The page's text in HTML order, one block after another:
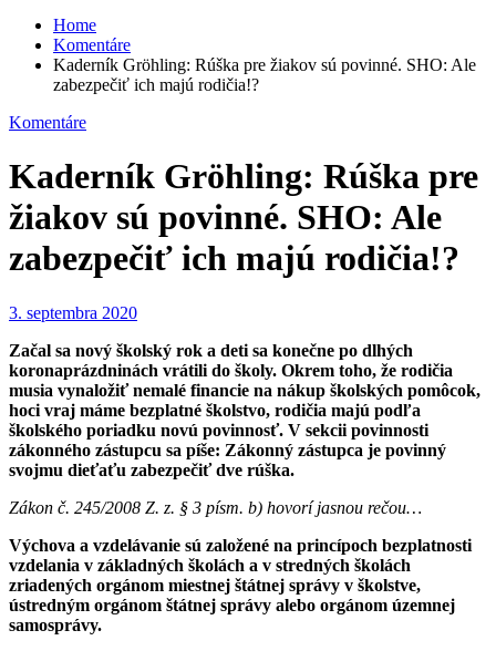
Home
Komentáre
Kaderník Gröhling: Rúška pre žiakov sú povinné. SHO: Ale
zabezpečiť ich majú rodičia!?
Komentáre
Kaderník Gröhling: Rúška pre
žiakov sú povinné. SHO: Ale
zabezpečiť ich majú rodičia!?
3. septembra 2020
Začal sa nový školský rok a deti sa konečne po dlhých
koronaprázdninách vrátili do školy. Okrem toho, že rodičia
musia vynaložiť nemalé financie na nákup školských pomôcok,
hoci vraj máme bezplatné školstvo, rodičia majú podľa
školského poriadku novú povinnosť. V sekcii povinnosti
zákonného zástupcu sa píše: Zákonný zástupca je povinný
svojmu dieťaťu zabezpečiť dve rúška.
Zákon č. 245/2008 Z. z. § 3 písm. b) hovorí jasnou rečou…
Výchova a vzdelávanie sú založené na princípoch bezplatnosti
vzdelania v základných školách a v stredných školách
zriadených orgánom miestnej štátnej správy v školstve,
ústredným orgánom štátnej správy alebo orgánom územnej
samosprávy.